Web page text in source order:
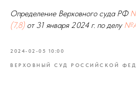
Определение Верховного суда РФ
(7,8)от 31 января 2024 г. по делу
2024-02-05 10:00
ВЕРХОВНЫЙ СУД РОССИЙСКОЙ